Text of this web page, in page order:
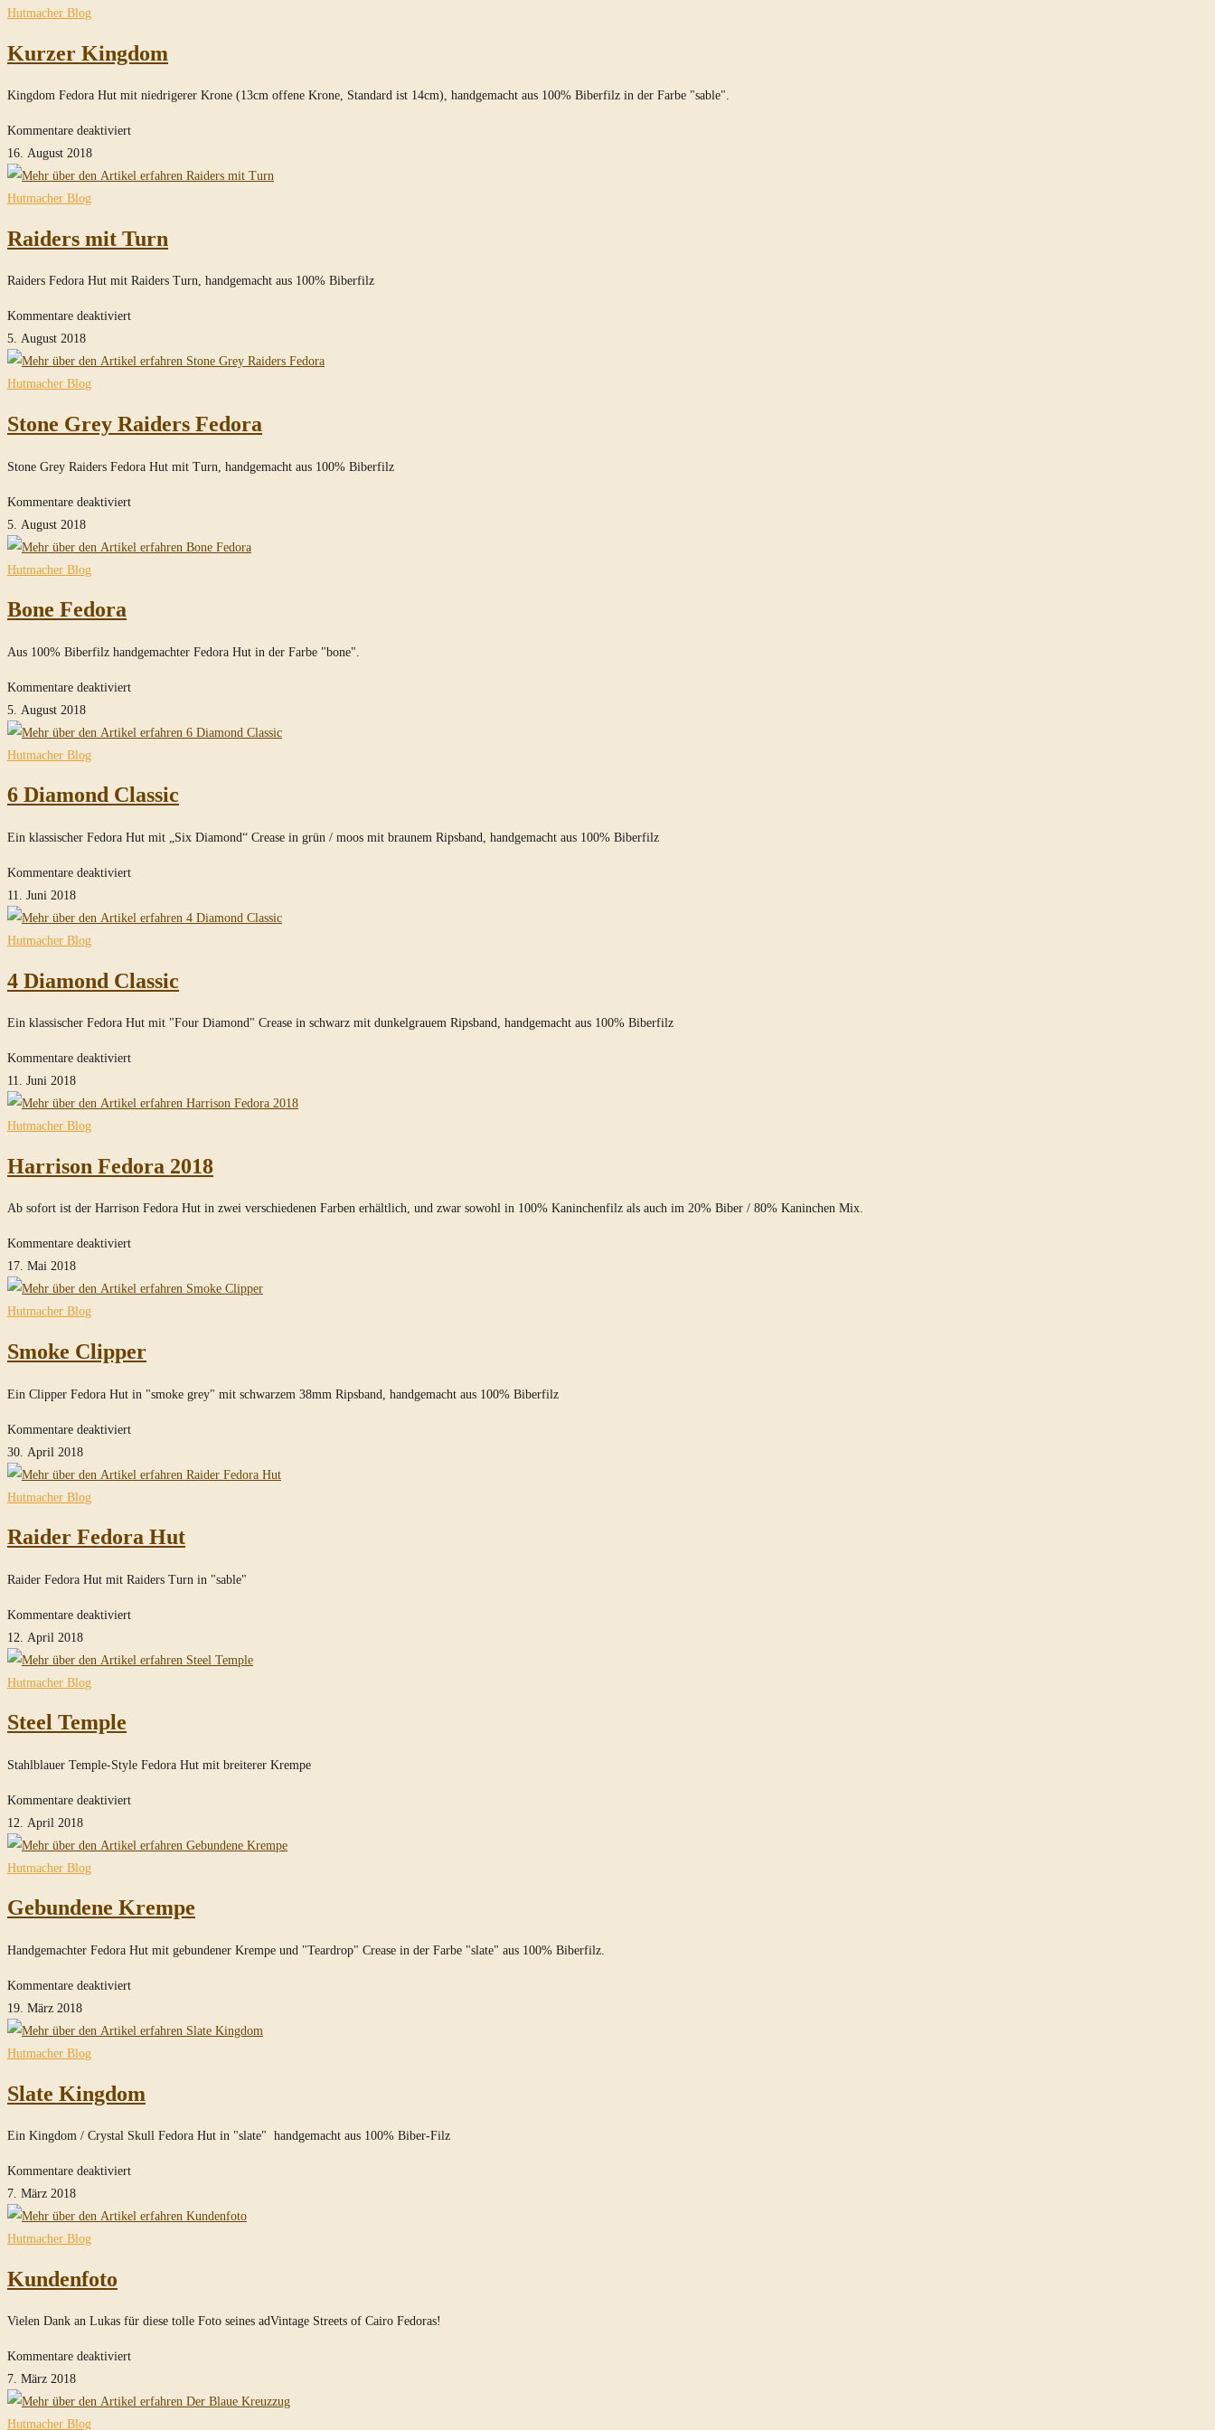
durchsuchen
Hutmacher Blog
Kurzer Kingdom
Kingdom Fedora Hut mit niedrigerer Krone (13cm offene Krone, Standard ist 14cm), handgemacht aus 100% Biberfilz in der Farbe "sable".
Kommentare deaktiviertfür
Kingdom
16. August 2018
Hutmacher Blog
Raiders mit Turn
Raiders Fedora Hut mit Raiders Turn, handgemacht aus 100% Biberfilz
Kommentare deaktiviertfür
mit
5. August 2018
Hutmacher Blog
Stone Grey Raiders Fedora
Stone Grey Raiders Fedora Hut mit Turn, handgemacht aus 100% Biberfilz
Kommentare deaktiviertfür
Grey
5. August 2018
Hutmacher Blog
Bone Fedora
Aus 100% Biberfilz handgemachter Fedora Hut in der Farbe "bone".
Kommentare deaktiviertfür
Fedora
5. August 2018
Hutmacher Blog
6 Diamond Classic
Ein klassischer Fedora Hut mit „Six Diamond“ Crease in grün / moos mit braunem Ripsband, handgemacht aus 100% Biberfilz
Kommentare deaktiviertfür
Diamond
11. Juni 2018
Hutmacher Blog
4 Diamond Classic
Ein klassischer Fedora Hut mit "Four Diamond" Crease in schwarz mit dunkelgrauem Ripsband, handgemacht aus 100% Biberfilz
Kommentare deaktiviertfür
Diamond
11. Juni 2018
Hutmacher Blog
Harrison Fedora 2018
Ab sofort ist der Harrison Fedora Hut in zwei verschiedenen Farben erhältlich, und zwar sowohl in 100% Kaninchenfilz als auch im 20% Biber / 80% Kaninchen Mix.
Kommentare deaktiviertfür
Fedora
17. Mai 2018
Hutmacher Blog
Smoke Clipper
Ein Clipper Fedora Hut in "smoke grey" mit schwarzem 38mm Ripsband, handgemacht aus 100% Biberfilz
Kommentare deaktiviertfür
Clipper
30. April 2018
Hutmacher Blog
Raider Fedora Hut
Raider Fedora Hut mit Raiders Turn in "sable"
Kommentare deaktiviertfür
Fedora
12. April 2018
Hutmacher Blog
Steel Temple
Stahlblauer Temple-Style Fedora Hut mit breiterer Krempe
Kommentare deaktiviertfür
Temple
12. April 2018
Hutmacher Blog
Gebundene Krempe
Handgemachter Fedora Hut mit gebundener Krempe und "Teardrop" Crease in der Farbe "slate" aus 100% Biberfilz.
Kommentare deaktiviertfür
Krempe
19. März 2018
Hutmacher Blog
Slate Kingdom
Ein Kingdom / Crystal Skull Fedora Hut in "slate" handgemacht aus 100% Biber-Filz
Kommentare deaktiviertfür
Kingdom
7. März 2018
Hutmacher Blog
Kundenfoto
Vielen Dank an Lukas für diese tolle Foto seines adVintage Streets of Cairo Fedoras!
Kommentare deaktiviertfür
7. März 2018
Hutmacher Blog